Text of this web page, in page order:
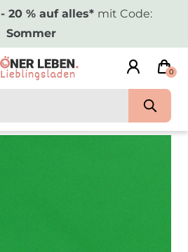
- 20 % auf alles* mit Code:
Sommer
0